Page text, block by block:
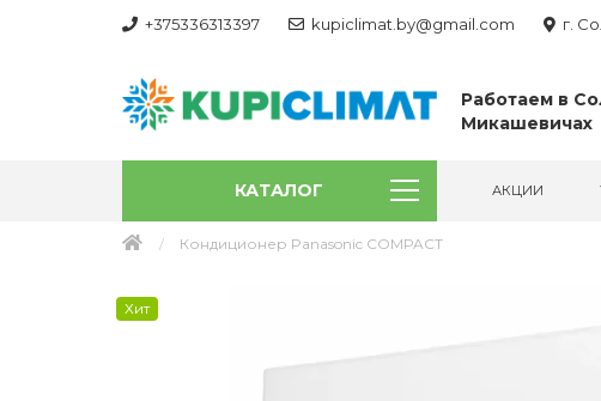
+375336313397 kupiclimat.by@gmail.com г.
Работаем в
Микашевичах
КАТАЛОГ АКЦИИ
Кондиционер Panasonic COMPACT
Хит